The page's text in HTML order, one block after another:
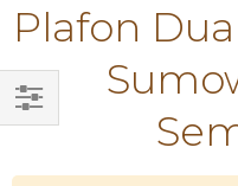
Plafon
Filtrer